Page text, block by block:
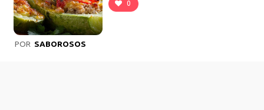
0
POR SABOROSOS